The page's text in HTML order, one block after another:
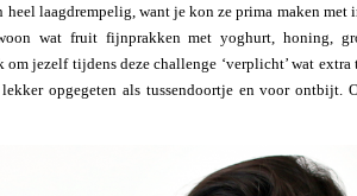
heel laagdrempelig, want je kon ze prima maken
wat fruit fijnprakken met yoghurt, honing,
om jezelf tijdens deze challenge ‘verplicht’ wat
opgegeten als tussendoortje en voor ontbijt.